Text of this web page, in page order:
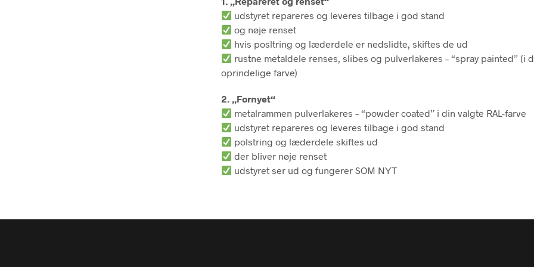
udstyret repareres og leveres tilbage i god stand
og nøje renset
hvis posltring og læderdele er nedslidte, skiftes de ud
rustne metaldele renses, slibes og pulverlakeres – “spray painted” (i
oprindelige farve)
2. „Fornyet“
metalrammen pulverlakeres – “powder coated” i din valgte RAL-farve
udstyret repareres og leveres tilbage i god stand
polstring og læderdele skiftes ud
der bliver nøje renset
udstyret ser ud og fungerer SOM NYT